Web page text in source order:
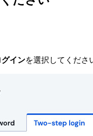
インを選択してくださ